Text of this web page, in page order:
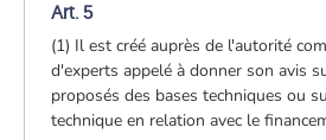
Art. 5
(1) Il est créé auprès de l'autorité
d'experts appelé à donner son avis
proposés des bases techniques ou
technique en relation avec le